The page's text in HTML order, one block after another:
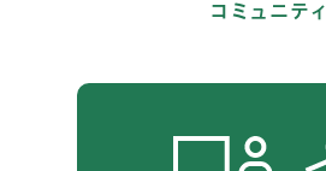
コミュニティ